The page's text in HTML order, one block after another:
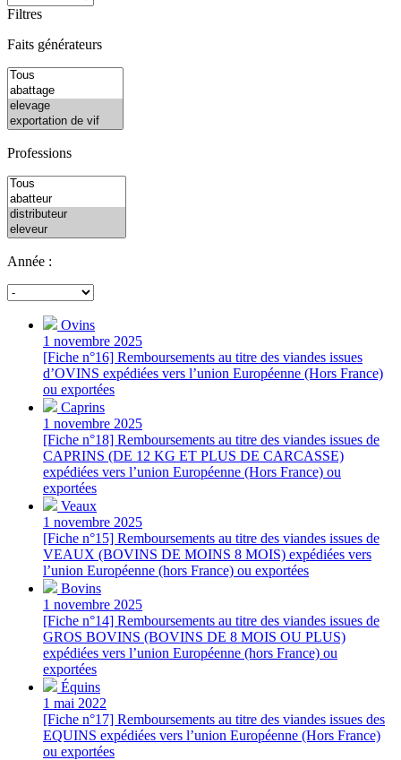
Filtres
Faits générateurs
Professions
Année :
Ovins
1 novembre 2025
[Fiche n°16] Remboursements au titre des viandes issues
d’OVINS expédiées vers l’union Européenne (Hors France)
ou exportées
Caprins
1 novembre 2025
[Fiche n°18] Remboursements au titre des viandes issues de
CAPRINS (DE 12 KG ET PLUS DE CARCASSE)
expédiées vers l’union Européenne (Hors France) ou
exportées
Veaux
1 novembre 2025
[Fiche n°15] Remboursements au titre des viandes issues de
VEAUX (BOVINS DE MOINS 8 MOIS) expédiées vers
l’union Européenne (hors France) ou exportées
Bovins
1 novembre 2025
[Fiche n°14] Remboursements au titre des viandes issues de
GROS BOVINS (BOVINS DE 8 MOIS OU PLUS)
expédiées vers l’union Européenne (hors France) ou
exportées
Équins
1 mai 2022
[Fiche n°17] Remboursements au titre des viandes issues des
EQUINS expédiées vers l’union Européenne (Hors France)
ou exportées